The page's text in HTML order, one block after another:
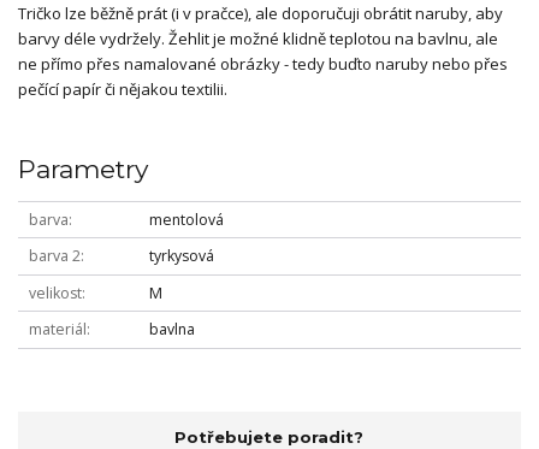
Tričko lze běžně prát (i v pračce), ale doporučuji obrátit naruby, aby
barvy déle vydržely. Žehlit je možné klidně teplotou na bavlnu, ale
ne přímo přes namalované obrázky - tedy buďto naruby nebo přes
pečící papír či nějakou textilii.
Parametry
barva
mentolová
barva 2
tyrkysová
velikost
M
materiál
bavlna
Potřebujete poradit?